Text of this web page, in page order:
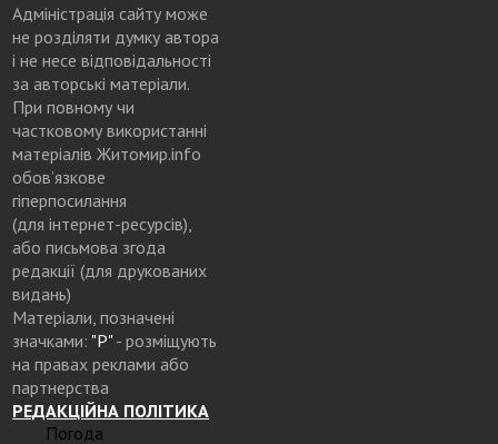
Адміністрація сайту може
не розділяти думку автора
і не несе відповідальності
за авторські матеріали.
При повному чи
частковому використанні
матеріалів Житомир.info
обов’язкове
гіперпосилання
(для інтернет-ресурсів),
або письмова згода
редакції (для друкованих
видань)
Матеріали, позначені
значками: "Р"- розміщують
на правах реклами або
партнерства
РЕДАКЦІЙНА ПОЛІТИКА
Погода